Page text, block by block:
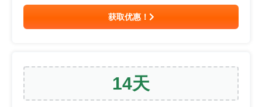
获取优惠！
14天